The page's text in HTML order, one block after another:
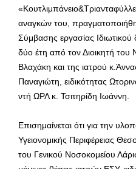
αναγκών του,
Σύμβασης εργασίας Ιδιωτικού
δύο έτη από τον Διοικητή του
Βλαχάκη και της ιατρού
Παναγιώτη, ειδικότητας
ντή ΩΡΛ κ. Τσιτηρίδη Ιωάννη.
Επισημαίνεται ότι για την
Υγειονομικής Περιφέρειας
του Γενικού Νοσοκομείου